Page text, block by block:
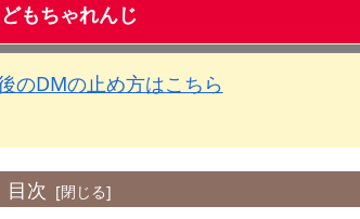
もちゃれんじ
のDMの止め方はこちら
目次